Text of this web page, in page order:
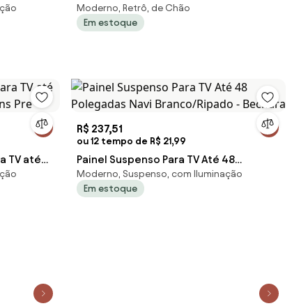
C05 Off White Matte/Freijó - Mpoz
Moderno, Retrô, de Chão
Em estoque
TV até
Pre
R$ 237,51
ou 12 tempo de R$ 21,99
Painel Suspenso Para TV Até 48
Polegadas Navi Branco/Ripado -
Bechara
Moderno, Suspenso, com Iluminação
Em estoque